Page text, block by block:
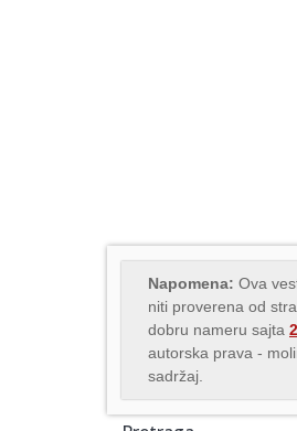
Napomena: Ova
niti proverena od
dobru nameru sajta
autorska prava -
sadržaj.